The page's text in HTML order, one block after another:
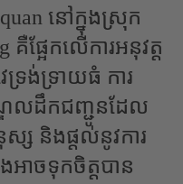
នៅក្នុងស្រុក
គឺផ្អែកលើការអនុវត្ត
រង់ទ្រាយធំ ការ
ឌលដឹកជញ្ជូនដែល
ស និងផ្តល់នូវការ
អាចទុកចិត្តបាន